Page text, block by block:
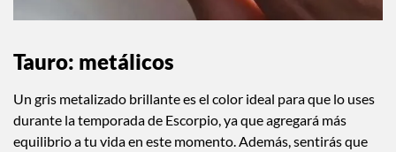
Tauro: metálicos
Un gris metalizado brillante es el color ideal para que lo uses
durante la temporada de Escorpio, ya que agregará más
equilibrio a tu vida en este momento. Además, sentirás que